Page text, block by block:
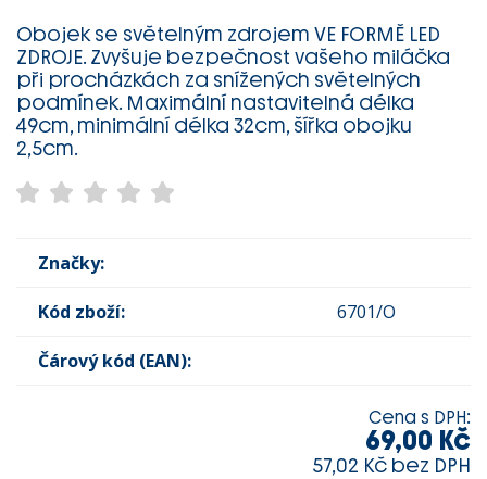
Obojek se světelným zdrojem VE FORMĚ LED
ZDROJE. Zvyšuje bezpečnost vašeho miláčka
při procházkách za snížených světelných
podmínek. Maximální nastavitelná délka
49cm, minimální délka 32cm, šířka obojku
2,5cm.
Značky:
Kód zboží: 6701/O
Čárový kód (EAN):
Cena s DPH:
69,00 Kč
57,02 Kč bez DPH